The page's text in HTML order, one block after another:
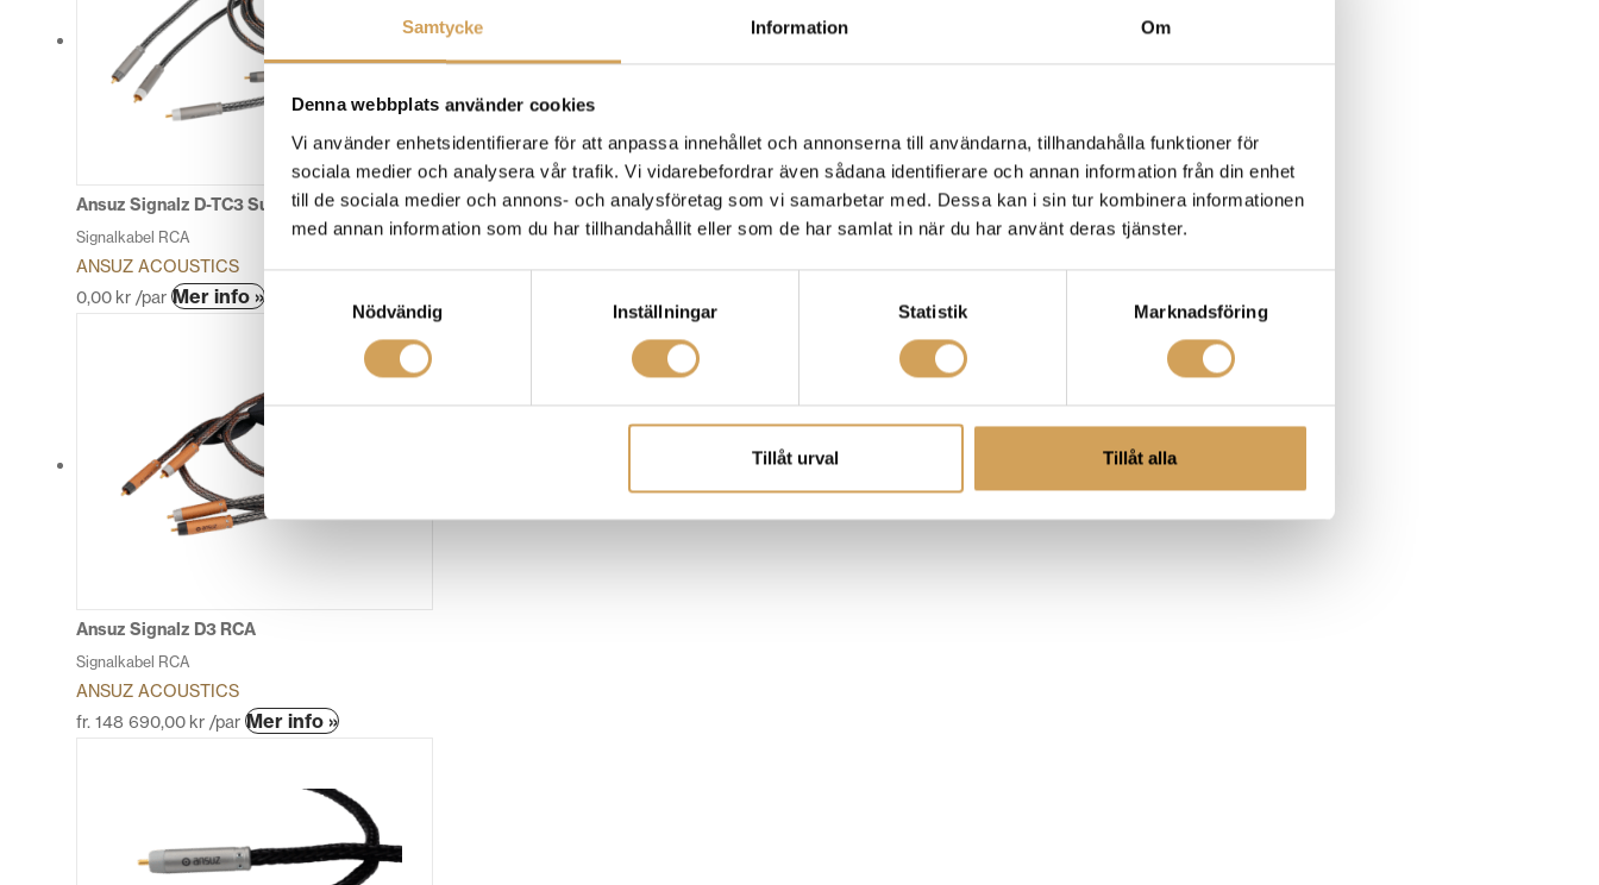
Samtycke Information Om
Denna webbplats använder cookies
Vi använder enhetsidentifierare för att anpassa innehållet och annonserna till användarna, tillhandahålla funktioner för
sociala medier och analysera vår trafik. Vi vidarebefordrar även sådana identifierare och annan information från din enhet
till de sociala medier och annons- och analysföretag som vi samarbetar med. Dessa kan i sin tur kombinera informationen
med annan information som du har tillhandahållit eller som de har samlat in när du har använt deras tjänster.
Nödvändig
Inställningar Statistik Marknadsföring
Tillåt urval Tillåt alla
olika
kan
väljas
på
produktsidan
Ansuz Signalz D-TC3 Supreme RCA
Signalkabel RCA
ANSUZ ACOUSTICS
0,00 kr /par Mer info »
flera
alternativen
Ansuz Signalz D3 RCA
Signalkabel RCA
ANSUZ ACOUSTICS
fr. 148 690,00 kr /par Mer info »Den
har
flera
varianter.